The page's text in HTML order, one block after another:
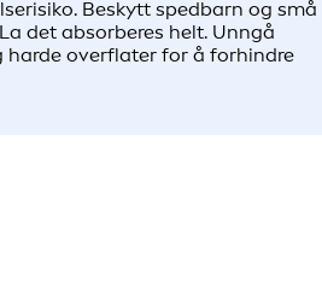
Beskytt spedbarn og små
det absorberes helt. Unngå
harde overflater for å forhindre